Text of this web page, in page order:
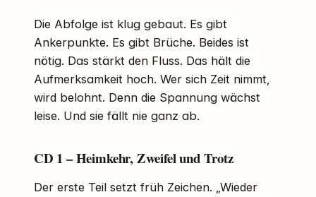
Die Abfolge ist klug gebaut. Es gibt
Ankerpunkte. Es gibt Brüche. Beides ist
nötig. Das stärkt den Fluss. Das hält die
Aufmerksamkeit hoch. Wer sich Zeit nimmt,
wird belohnt. Denn die Spannung wächst
leise. Und sie fällt nie ganz ab.
CD 1 – Heimkehr, Zweifel und Trotz
Der erste Teil setzt früh Zeichen. „Wieder